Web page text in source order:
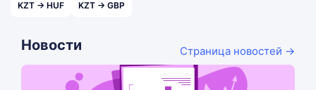
KZT → HUF KZT → GBP
Новости Страница новостей →